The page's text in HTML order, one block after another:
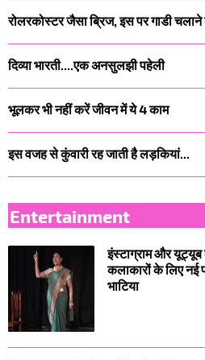
रोलरकोस्टर जैसा ब्रिज, इस पर गाडी चलाने
दिव्या भारती....एक अनसुलझी पहेली
भूलकर भी नहीं करें जीवन में ये 4 काम
इस वजह से कुंवारी रह जाती है लड़कियां...
Entertainment
इंस्टाग्राम और यूट्यूब
कलाकारों के लिए नई
भाटिया